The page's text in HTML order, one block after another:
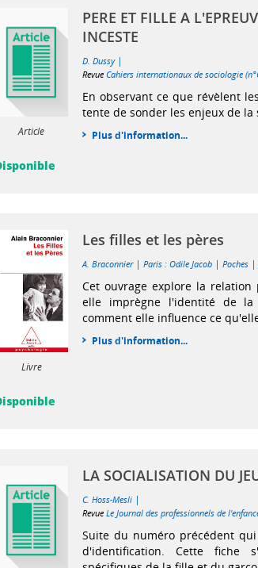
Article
PERE ET FILLE A
INCESTE
D. Dussy |
RevueCahiers internationaux de sociologie
En observant ce que révèlent
tente de sonder les enjeux de
Plus d'information...
Livre
Les filles et les pères
A. Braconnier |Paris : Odile Jacob |Poches
Cet ouvrage explore la
elle imprègne l'identité de
comment elle influence ce
Plus d'information...
LA SOCIALISATION DU
C. Hoss-Mesli |
RevueLe Journal des professionnels de
Suite du numéro précédent
d'identification. Cette fiche